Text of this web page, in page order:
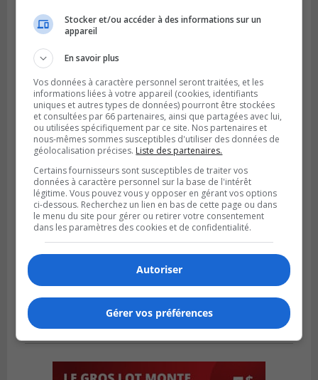
GREENFIELD PARK
Publié le 31 juillet 2026 à 16h45
Des firmes de Longueuil vont participer
aux méga-travaux de l’hôpital Charles-
Le Moyne
Stocker et/ou accéder à des informations sur un
appareil
En savoir plus
Vos données à caractère personnel seront traitées, et les
informations liées à votre appareil (cookies, identifiants
uniques et autres types de données) pourront être stockées
et consultées par 66 partenaires, ainsi que partagées avec lui,
ou utilisées spécifiquement par ce site. Nos partenaires et
nous-mêmes sommes susceptibles d'utiliser des données de
géolocalisation précises. Liste des partenaires.
Certains fournisseurs sont susceptibles de traiter vos
données à caractère personnel sur la base de l'intérêt
légitime. Vous pouvez vous y opposer en gérant vos options
ci-dessous. Recherchez un lien en bas de cette page ou dans
le menu du site pour gérer ou retirer votre consentement
dans les paramètres des cookies et de confidentialité.
Autoriser
Gérer vos préférences